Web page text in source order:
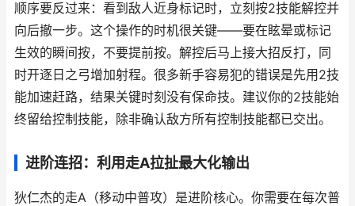
顺序要反过来：看到敌人近身标记时，立刻按2技能解控并
向后撤一步。这个操作的时机很关键——要在眩晕或标记
生效的瞬间按，不要提前按。解控后马上接大招反打，同
时开逐日之弓增加射程。很多新手容易犯的错误是先用2技
能加速赶路，结果关键时刻没有保命技。建议你的2技能始
终留给控制技能，除非确认敌方所有控制技能都已交出。
进阶连招：利用走A拉扯最大化输出
狄仁杰的走A（移动中普攻）是进阶核心。你需要在每次普